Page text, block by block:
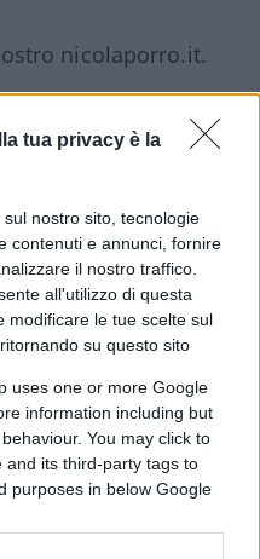
tua privacy è la
nostro sito, tecnologie
contenuti e annunci, fornire
il nostro traffico.
all'utilizzo di questa
modificare le tue scelte sul
su questo sito
uses one or more Google
information including but
You may click to
its third-party tags to
purposes in below Google
nicolaporro.it.
sindaco di New
e la follia di questa